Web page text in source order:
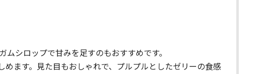
シロップで甘みを足すのもおすすめです。
ます。見た目もおしゃれで、プルプルとしたゼリーの食感